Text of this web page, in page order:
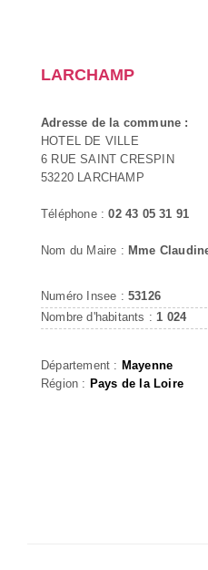
LARCHAMP
Adresse de la commune :
HOTEL DE VILLE
6 RUE SAINT CRESPIN
53220 LARCHAMP
Téléphone :02 43 05 31 91
Nom du Maire : Mme
Numéro Insee : 53126
Nombre d'habitants : 1 024
Département : Mayenne
Région : Pays de la Loire